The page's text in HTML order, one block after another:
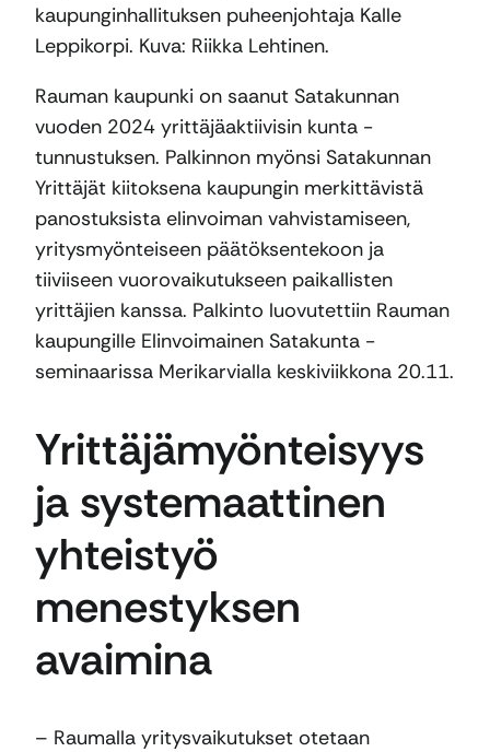
kaupunginhallituksen puheenjohtaja Kalle
Leppikorpi. Kuva: Riikka Lehtinen.
Rauman kaupunki on saanut Satakunnan
vuoden 2024 yrittäjäaktiivisin kunta -
tunnustuksen. Palkinnon myönsi Satakunnan
Yrittäjät kiitoksena kaupungin merkittävistä
panostuksista elinvoiman vahvistamiseen,
yritysmyönteiseen päätöksentekoon ja
tiiviiseen vuorovaikutukseen paikallisten
yrittäjien kanssa. Palkinto luovutettiin Rauman
kaupungille Elinvoimainen Satakunta -
seminaarissa Merikarvialla keskiviikkona 20.11.
Yrittäjämyönteisyys
ja systemaattinen
yhteistyö
menestyksen
avaimina
– Raumalla yritysvaikutukset otetaan